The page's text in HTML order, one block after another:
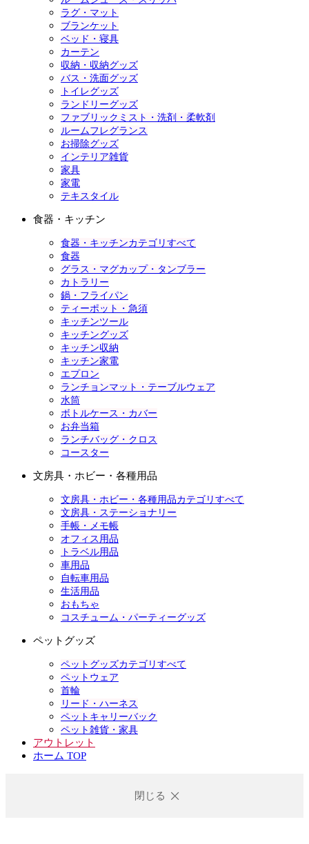
ラグ・マット
ブランケット
ベッド・寝具
カーテン
収納・収納グッズ
バス・洗面グッズ
トイレグッズ
ランドリーグッズ
ファブリックミスト・洗剤・柔軟剤
ルームフレグランス
お掃除グッズ
インテリア雑貨
家具
家電
テキスタイル
食器・キッチン
食器・キッチンカテゴリすべて
食器
グラス・マグカップ・タンブラー
カトラリー
鍋・フライパン
ティーポット・急須
キッチンツール
キッチングッズ
キッチン収納
キッチン家電
エプロン
ランチョンマット・テーブルウェア
水筒
ボトルケース・カバー
お弁当箱
ランチバッグ・クロス
コースター
文房具・ホビー・各種用品
文房具・ホビー・各種用品カテゴリすべて
文房具・ステーショナリー
手帳・メモ帳
オフィス用品
トラベル用品
車用品
自転車用品
生活用品
おもちゃ
コスチューム・パーティーグッズ
ペットグッズ
ペットグッズカテゴリすべて
ペットウェア
首輪
リード・ハーネス
ペットキャリーバック
ペット雑貨・家具
アウトレット
ホーム TOP
閉じる